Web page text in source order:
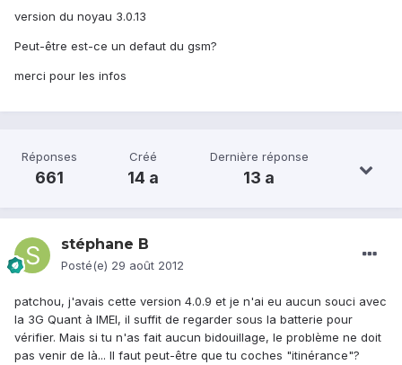
version du noyau 3.0.13
Peut-être est-ce un defaut du gsm?
merci pour les infos
Réponses
661
Créé
14 a
Dernière réponse
13 a
stéphane B
Posté(e) 29 août 2012
patchou, j'avais cette version 4.0.9 et je n'ai eu aucun souci avec
la 3G Quant à IMEI, il suffit de regarder sous la batterie pour
vérifier. Mais si tu n'as fait aucun bidouillage, le problème ne doit
pas venir de là... Il faut peut-être que tu coches "itinérance"?